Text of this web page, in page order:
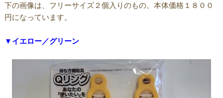
下の画像は、フリーサイズ２個入りのもの。本体価格１８００
円になっています。
▼イエロー／グリーン